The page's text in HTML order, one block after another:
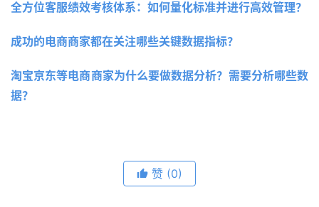
全方位客服绩效考核体系：如何量化标准并进行高效管理？
成功的电商商家都在关注哪些关键数据指标？
淘宝京东等电商商家为什么要做数据分析？需要分析哪些数
据？
赞 (0)